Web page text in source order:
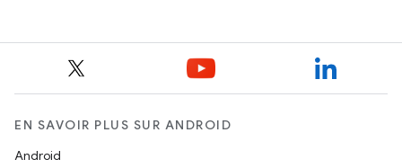
EN SAVOIR PLUS SUR ANDROID
Android